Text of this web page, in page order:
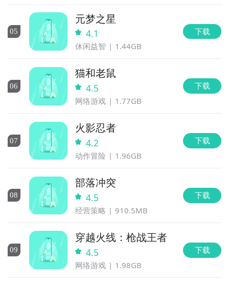
05
元梦之星
4.1
休闲益智 1.44GB
下载
06
猫和老鼠
4.5
网络游戏 1.77GB
下载
07
火影忍者
4.2
动作冒险 1.96GB
下载
08
部落冲突
4.5
经营策略 910.5MB
下载
09
穿越火线：枪战王者
4.5
网络游戏 1.98GB
下载